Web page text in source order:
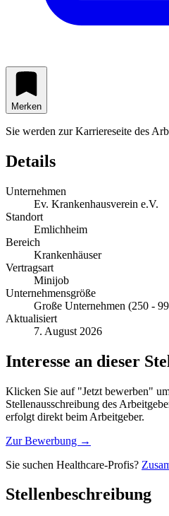
Merken
Sie werden zur Karriereseite des
Details
Unternehmen
Ev. Krankenhausverein e.V.
Standort
Emlichheim
Bereich
Krankenhäuser
Vertragsart
Minijob
Unternehmensgröße
Große Unternehmen (250 -
Aktualisiert
7. August 2026
Interesse an dieser
Klicken Sie auf "Jetzt bewerben"
Stellenausschreibung des
erfolgt direkt beim Arbeitgeber.
Zur Bewerbung →
Sie suchen Healthcare-Profis?
Stellenbeschreibung